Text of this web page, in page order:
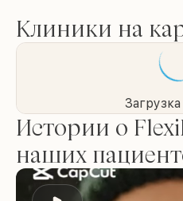
Клиники на
Истории о
наших